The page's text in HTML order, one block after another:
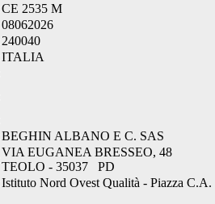
CE 2535 M
08062026
240040
ITALIA
BEGHIN ALBANO E C. SAS
VIA EUGANEA BRESSEO, 48
TEOLO - 35037 PD
Istituto Nord Ovest Qualità - Piazza